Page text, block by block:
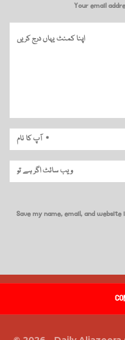
Your email
Save my name, email, and